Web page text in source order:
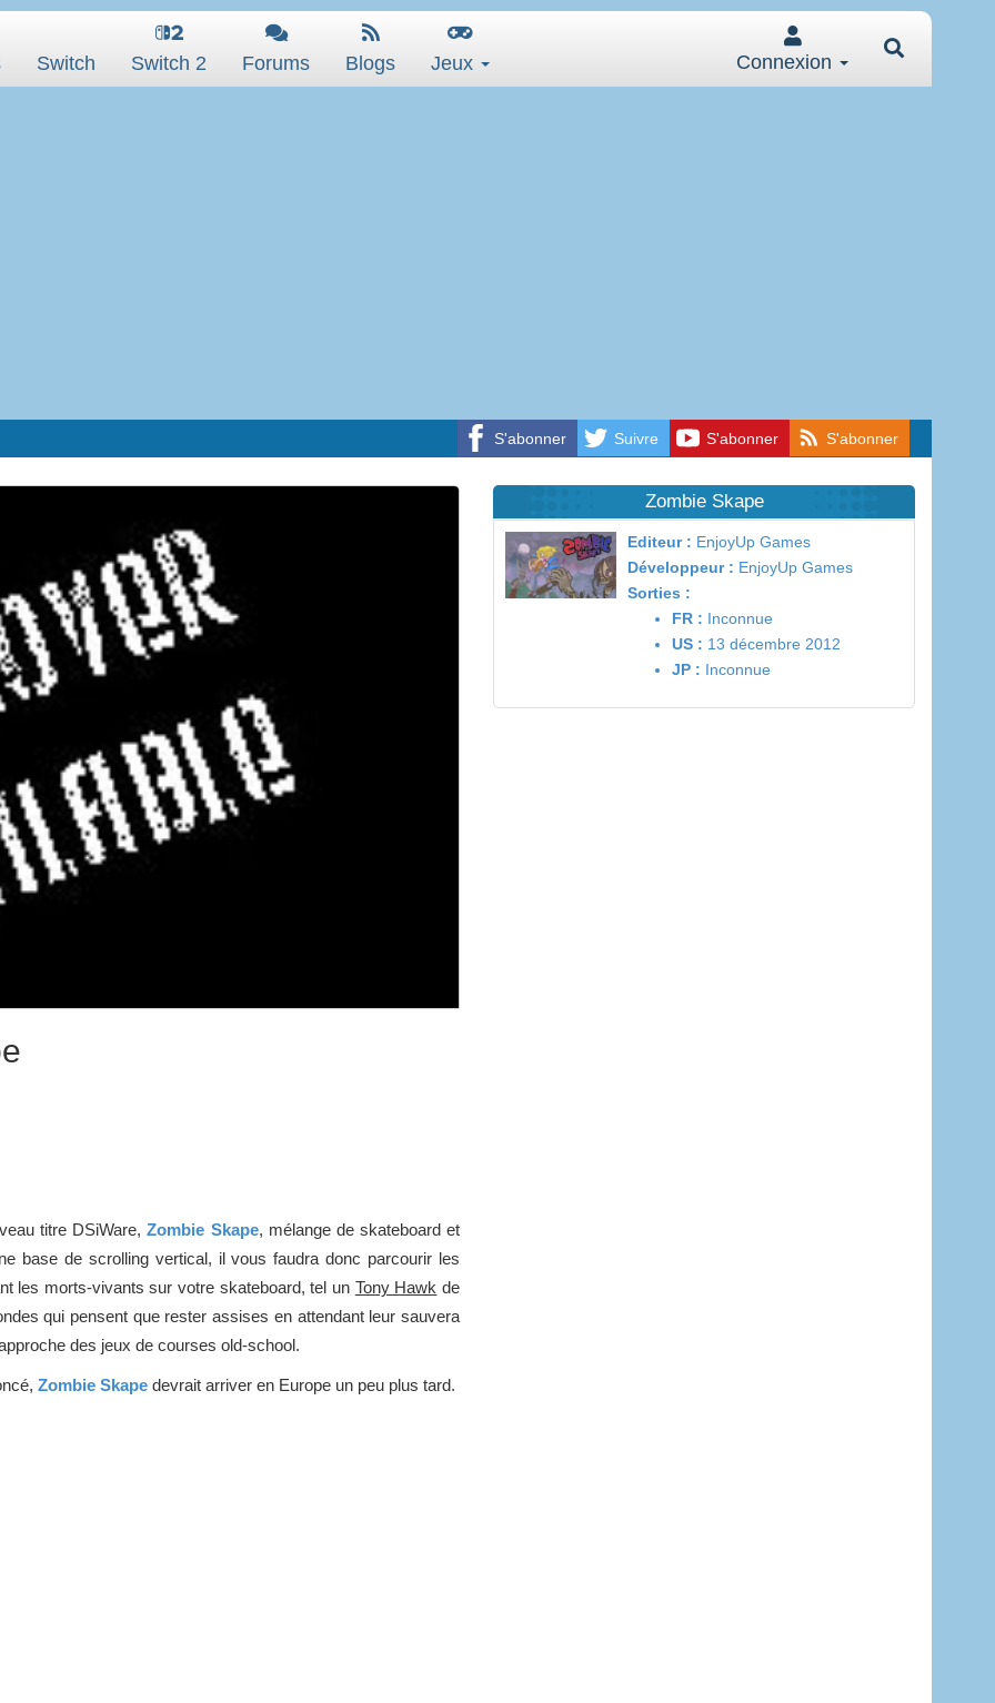
Switch Switch 2 Forums Blogs Jeux Connexion
S'abonner Suivre S'abonner S'abonner
titre DSiWare,Zombie Skape, mélange de skateboard et
base de scrolling vertical, il vous faudra donc parcourir les
les morts-vivants sur votre skateboard, tel un Tony Hawk de
qui pensent que rester assises en attendant leur sauvera
des jeux de courses old-school.
Zombie Skape devrait arriver en Europe un peu plus tard.
Zombie Skape
Editeur : EnjoyUp Games
Développeur : EnjoyUp Games
Sorties :
FR : Inconnue
US : 13 décembre 2012
JP : Inconnue